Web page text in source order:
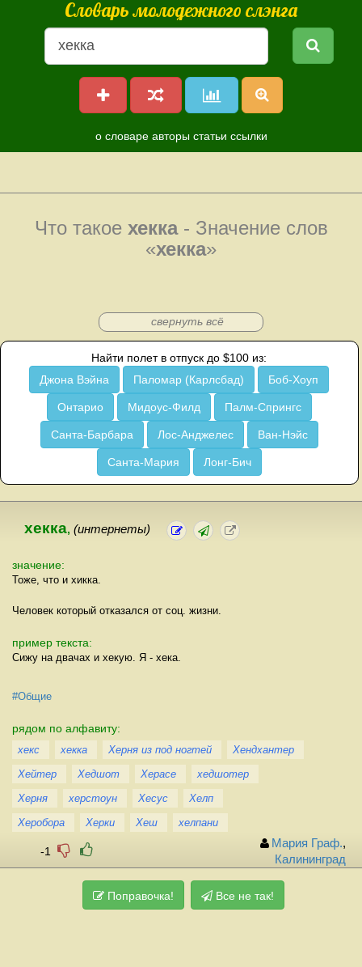
Словарь молодежного слэнга
о словаре авторы статьи ссылки
Что такое хекка- Значение слов
«хекка»
свернуть всё
Найти полет в отпуск до $100 из:
Джона Вэйна
Паломар (Карлсбад) Боб-Хоуп
Онтарио Мидоус-Филд Палм-Спрингс
Санта-Барбара Лос-Анджелес Ван-Нэйс
Санта-Мария Лонг-Бич
хекка, (интернеты)
значение:
Тоже, что и хикка.
Человек который отказался от соц. жизни.
пример текста:
Сижу на двачах и хекую. Я - хека.
#Общие
рядом по алфавиту:
хекс хекка Херня из под ногтей
Хендхантер
Хейтер
Хедшот Херасе
хедшотер
Херня
херстоун Хесус
Хелп
Херобора
Херки Хеш хелпани
-1
Мария Граф.,
Калининград
Поправочка! Все не так!